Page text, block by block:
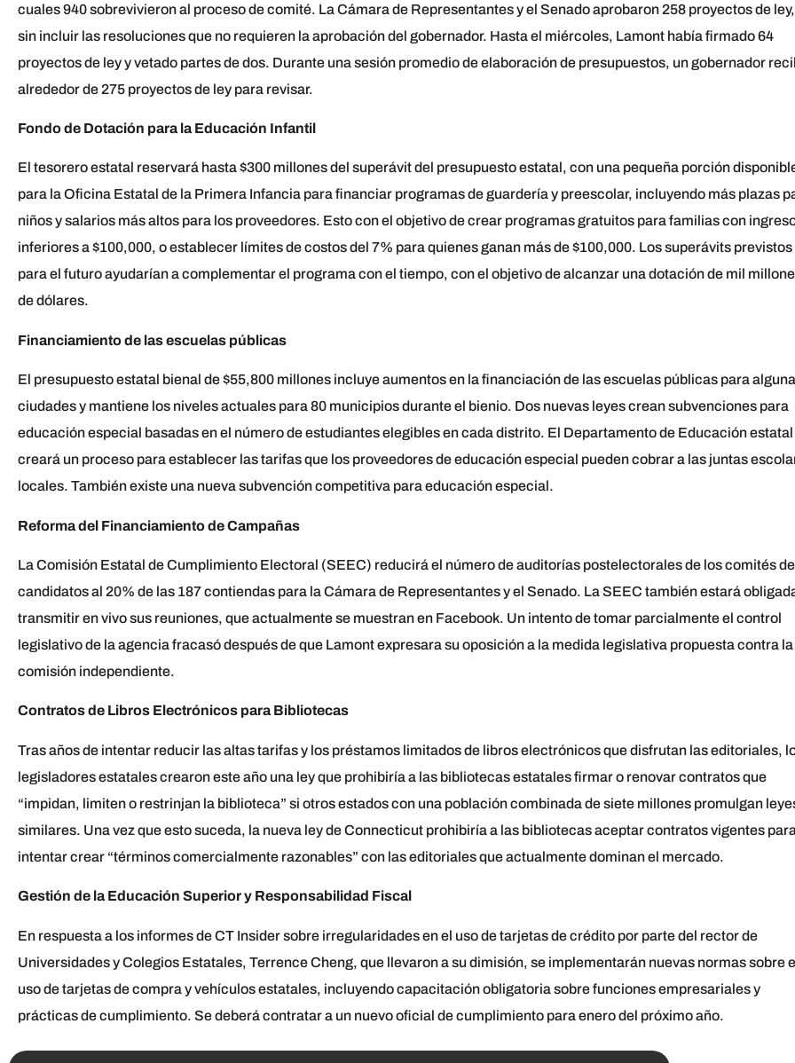
cuales 940 sobrevivieron al proceso de comité. La Cámara de Representantes y el Senado aprobaron 258 proyectos de ley,
sin incluir las resoluciones que no requieren la aprobación del gobernador. Hasta el miércoles, Lamont había firmado 64
proyectos de ley y vetado partes de dos. Durante una sesión promedio de elaboración de presupuestos, un gobernador
alrededor de 275 proyectos de ley para revisar.
Fondo de Dotación para la Educación Infantil
El tesorero estatal reservará hasta $300 millones del superávit del presupuesto estatal, con una pequeña porción
para la Oficina Estatal de la Primera Infancia para financiar programas de guardería y preescolar, incluyendo más plazas
niños y salarios más altos para los proveedores. Esto con el objetivo de crear programas gratuitos para familias con
inferiores a $100,000, o establecer límites de costos del 7% para quienes ganan más de $100,000. Los superávits previstos
para el futuro ayudarían a complementar el programa con el tiempo, con el objetivo de alcanzar una dotación de mil
de dólares.
Financiamiento de las escuelas públicas
El presupuesto estatal bienal de $55,800 millones incluye aumentos en la financiación de las escuelas públicas para
ciudades y mantiene los niveles actuales para 80 municipios durante el bienio. Dos nuevas leyes crean subvenciones para
educación especial basadas en el número de estudiantes elegibles en cada distrito. El Departamento de Educación estatal
creará un proceso para establecer las tarifas que los proveedores de educación especial pueden cobrar a las juntas
locales. También existe una nueva subvención competitiva para educación especial.
Reforma del Financiamiento de Campañas
La Comisión Estatal de Cumplimiento Electoral (SEEC) reducirá el número de auditorías postelectorales de los comités de
candidatos al 20% de las 187 contiendas para la Cámara de Representantes y el Senado. La SEEC también estará
transmitir en vivo sus reuniones, que actualmente se muestran en Facebook. Un intento de tomar parcialmente el control
legislativo de la agencia fracasó después de que Lamont expresara su oposición a la medida legislativa propuesta contra la
comisión independiente.
Contratos de Libros Electrónicos para Bibliotecas
Tras años de intentar reducir las altas tarifas y los préstamos limitados de libros electrónicos que disfrutan las editoriales,
legisladores estatales crearon este año una ley que prohibiría a las bibliotecas estatales firmar o renovar contratos que
“impidan, limiten o restrinjan la biblioteca” si otros estados con una población combinada de siete millones promulgan
similares. Una vez que esto suceda, la nueva ley de Connecticut prohibiría a las bibliotecas aceptar contratos vigentes
intentar crear “términos comercialmente razonables” con las editoriales que actualmente dominan el mercado.
Gestión de la Educación Superior y Responsabilidad Fiscal
En respuesta a los informes de CT Insider sobre irregularidades en el uso de tarjetas de crédito por parte del rector de
Universidades y Colegios Estatales, Terrence Cheng, que llevaron a su dimisión, se implementarán nuevas normas sobre
uso de tarjetas de compra y vehículos estatales, incluyendo capacitación obligatoria sobre funciones empresariales y
prácticas de cumplimiento. Se deberá contratar a un nuevo oficial de cumplimiento para enero del próximo año.